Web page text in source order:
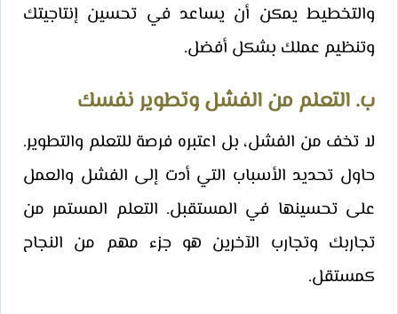
والتخطيط يمكن أن يساعد في تحسين إنتاجيتك
وتنظيم عملك بشكل أفضل.
ب. التعلم من الفشل وتطوير نفسك
لا تخف من الفشل، بل اعتبره فرصة للتعلم والتطوير.
حاول تحديد الأسباب التي أدت إلى الفشل والعمل
على تحسينها في المستقبل. التعلم المستمر من
تجاربك وتجارب الآخرين هو جزء مهم من النجاح
كمستقل.